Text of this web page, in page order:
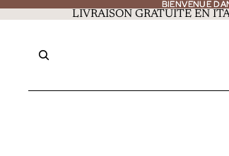
BIENVENUE
BIENVENUE
LIVRAISON GRATUITE EN